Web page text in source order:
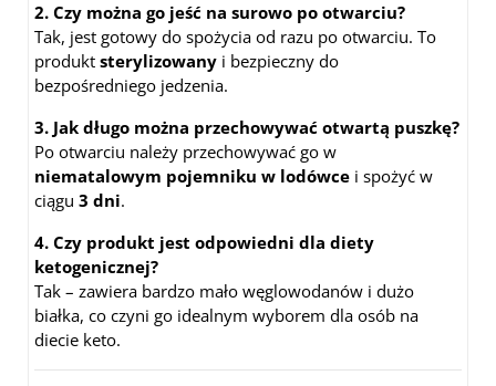
2. Czy można go jeść na surowo po otwarciu?
Tak, jest gotowy do spożycia od razu po otwarciu. To
produkt sterylizowany i bezpieczny do
bezpośredniego jedzenia.
3. Jak długo można przechowywać otwartą puszkę?
Po otwarciu należy przechowywać go w
niematalowym pojemniku w lodówce i spożyć w
ciągu 3 dni.
4. Czy produkt jest odpowiedni dla diety
ketogenicznej?
Tak – zawiera bardzo mało węglowodanów i dużo
białka, co czyni go idealnym wyborem dla osób na
diecie keto.